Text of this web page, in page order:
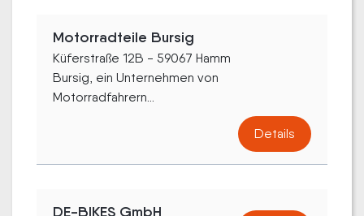
Motorradteile Bursig
Küferstraße 12B - 59067 Hamm
Bursig, ein Unternehmen von
Motorradfahrern...
Details
DE-BIKES GmbH